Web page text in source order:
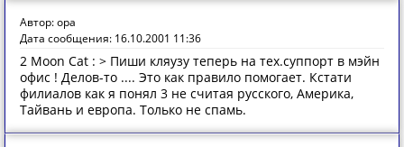
Автор: opa
Дата сообщения: 16.10.2001 11:36
2 Moon Cat : > Пиши кляузу теперь на тех.суппорт в мэйн
офис ! Делов-то .... Это как правило помогает. Кстати
филиалов как я понял 3 не считая русского, Америка,
Тайвань и европа. Только не спамь.